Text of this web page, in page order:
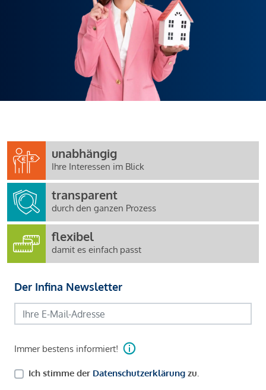
unabhängig
Ihre Interessen im Blick
transparent
durch den ganzen Prozess
flexibel
damit es einfach passt
Der Infina Newsletter
Immer bestens informiert!
Ich stimme der Datenschutzerklärung zu.